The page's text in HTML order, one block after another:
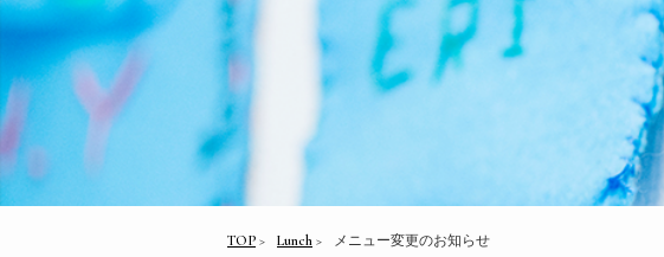
TOP Lunch メニュー変更のお知らせ